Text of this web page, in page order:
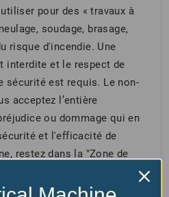
pour des « travaux à
soudage, brasage,
risque d'incendie. Une
interdite et le respect de
sécurité est requis. Le non-
acceptez l’entière
ou dommage qui en
et l'efficacité de
restez dans la "Zone de
le risque de blessure